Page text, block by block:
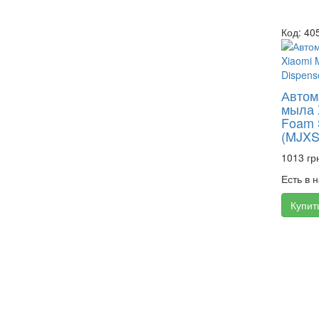
Код:
мыла
Foam
1013
Есть в